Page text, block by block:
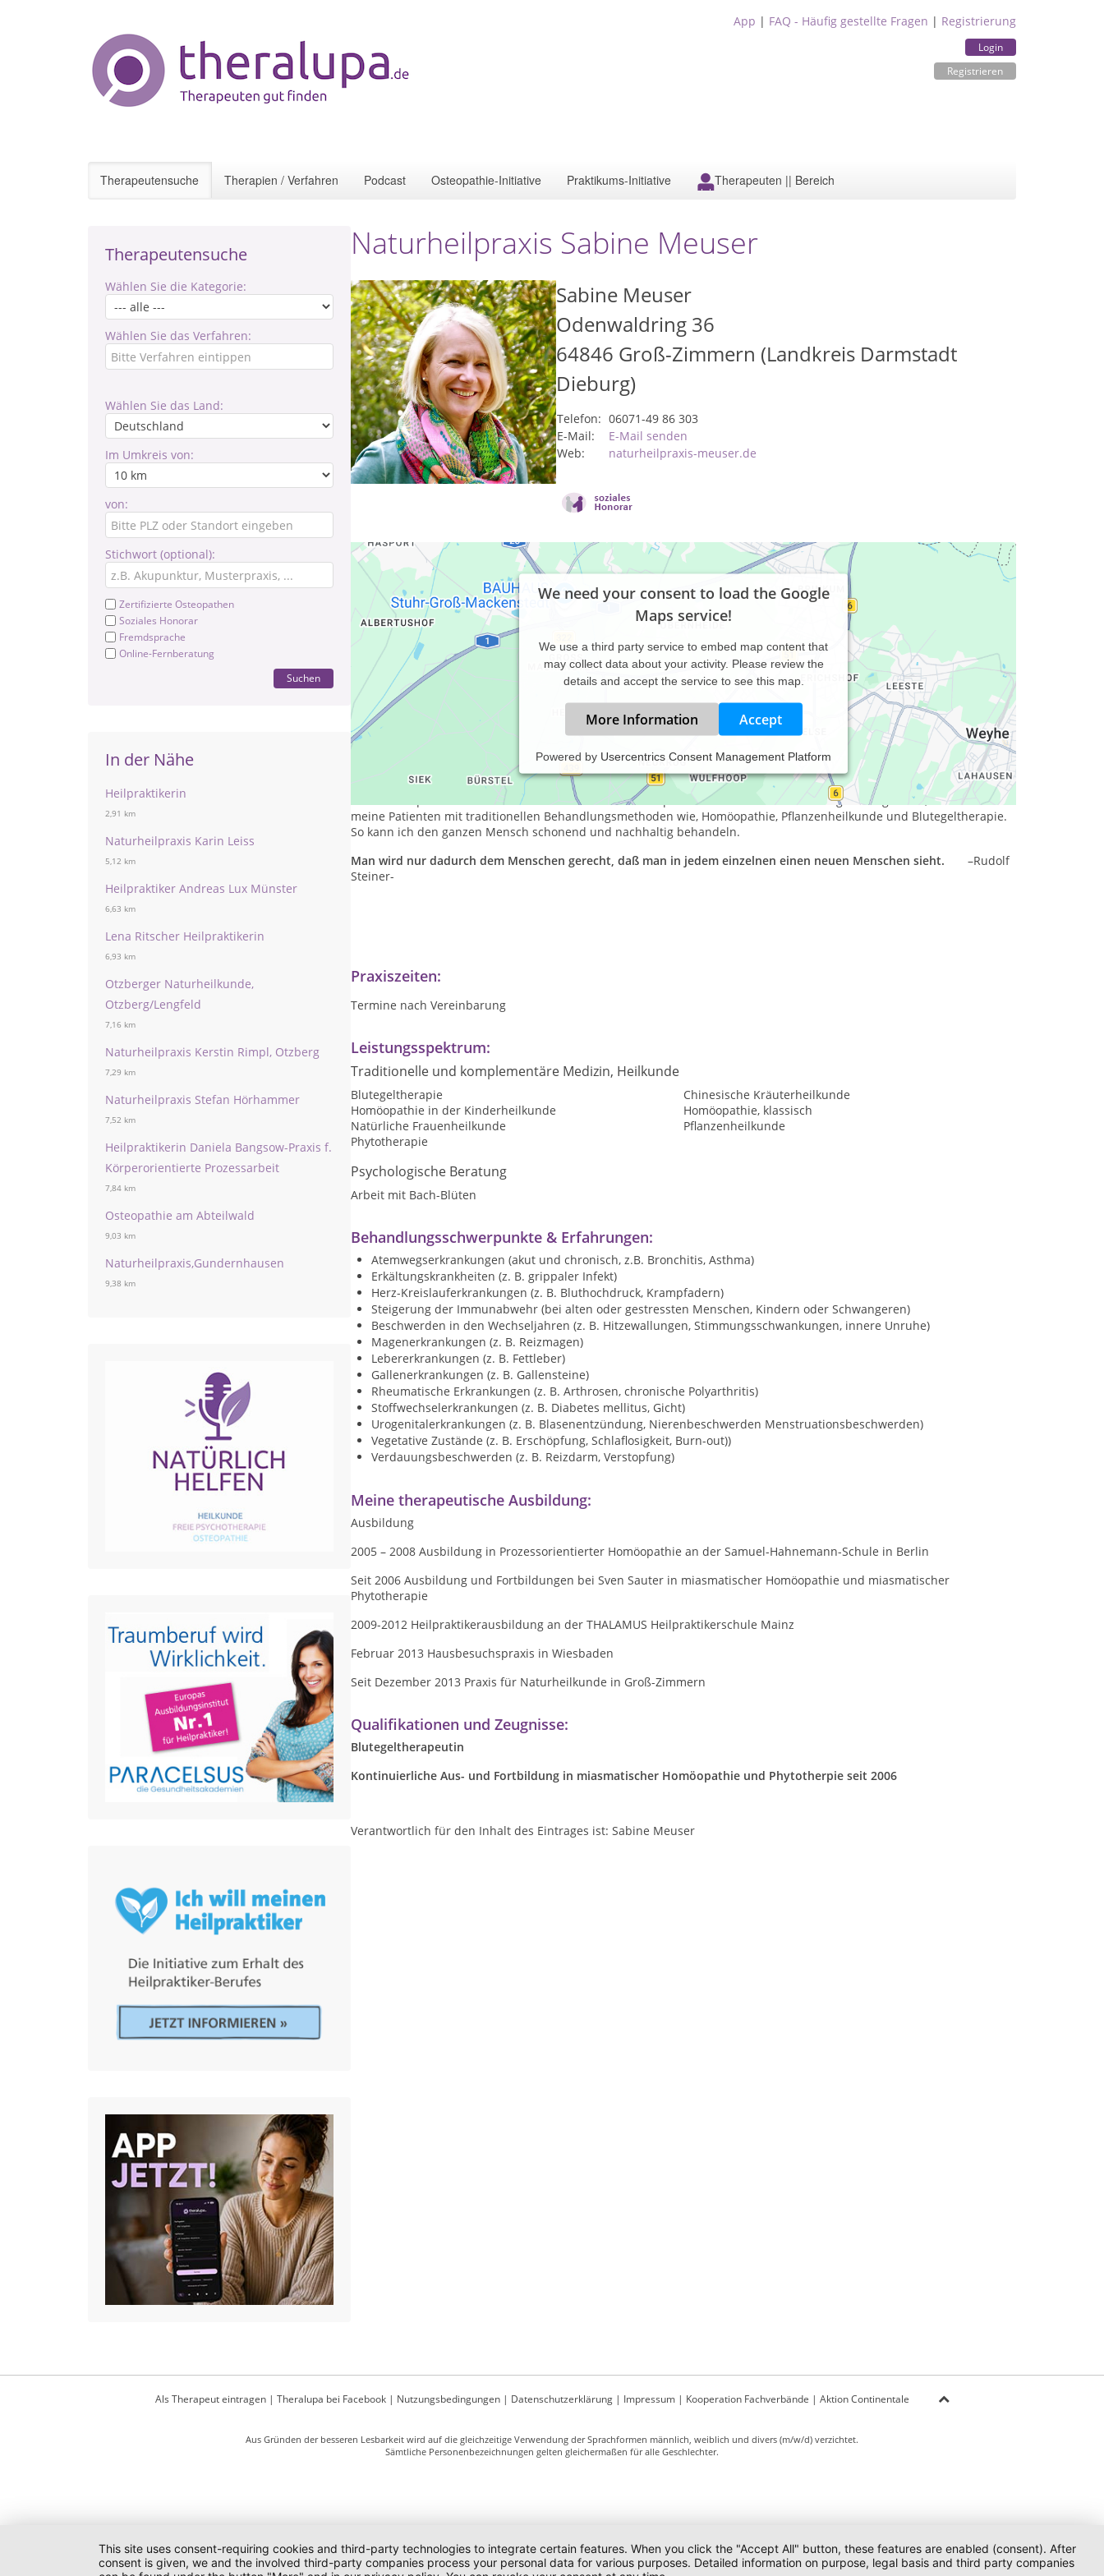
App | FAQ - Häufig gestellte Fragen | Registrierung
Login
Registrieren
Therapeutensuche Therapien / Verfahren Podcast Osteopathie-Initiative Praktikums-Initiative Therapeuten || Bereich
Therapeutensuche
Wählen Sie die Kategorie:
Wählen Sie das Verfahren:
Wählen Sie das Land:
Im Umkreis von:
von:
Stichwort (optional):
Zertifizierte Osteopathen
Soziales Honorar
Fremdsprache
Online-Fernberatung
Suchen
In der Nähe
Heilpraktikerin
2,91 km
Naturheilpraxis Karin Leiss
5,12 km
Heilpraktiker Andreas Lux Münster
6,63 km
Lena Ritscher Heilpraktikerin
6,93 km
Otzberger Naturheilkunde,
Otzberg/Lengfeld
7,16 km
Naturheilpraxis Kerstin Rimpl, Otzberg
7,29 km
Naturheilpraxis Stefan Hörhammer
7,52 km
Heilpraktikerin Daniela Bangsow-Praxis f.
Körperorientierte Prozessarbeit
7,84 km
Osteopathie am Abteilwald
9,03 km
Naturheilpraxis,Gundernhausen
9,38 km
Naturheilpraxis Sabine Meuser
Sabine Meuser
Odenwaldring 36
64846 Groß-Zimmern (Landkreis Darmstadt
Dieburg)
Telefon: 06071-49 86 303
E-Mail:
E-Mail senden
Web:
naturheilpraxis-meuser.de
We need your consent to load the Google
Maps service!
We use a third party service to embed map content that
may collect data about your activity. Please review the
details and accept the service to see this map.
More Information Accept
Powered by Usercentrics Consent Management Platform
Ich biete meine Patienten eine individuelle, naturheilkundliche Begleitung an. Durch die von mir angewandten
ganzheitlichen Methoden werden Ihre Selbstheilungskräfte aktiviert, auf diese Weise kann eine deutliche Steigerung
der Lebensqualität erreicht werden. Ist die Trias von Körper-Geist-Seele aus dem Gleichgewicht geraten, unterstütze ich
meine Patienten mit traditionellen Behandlungsmethoden wie, Homöopathie, Pflanzenheilkunde und Blutegeltherapie.
So kann ich den ganzen Mensch schonend und nachhaltig behandeln.
Man wird nur dadurch dem Menschen gerecht, daß man in jedem einzelnen einen neuen Menschen sieht.
–Rudolf
Steiner-
Praxiszeiten:
Termine nach Vereinbarung
Leistungsspektrum:
Traditionelle und komplementäre Medizin, Heilkunde
Blutegeltherapie
Chinesische Kräuterheilkunde
Homöopathie in der Kinderheilkunde
Homöopathie, klassisch
Natürliche Frauenheilkunde
Pflanzenheilkunde
Phytotherapie
Psychologische Beratung
Arbeit mit Bach-Blüten
Behandlungsschwerpunkte & Erfahrungen:
Atemwegserkrankungen (akut und chronisch, z.B. Bronchitis, Asthma)
Erkältungskrankheiten (z. B. grippaler Infekt)
Herz-Kreislauferkrankungen (z. B. Bluthochdruck, Krampfadern)
Steigerung der Immunabwehr (bei alten oder gestressten Menschen, Kindern oder Schwangeren)
Beschwerden in den Wechseljahren (z. B. Hitzewallungen, Stimmungsschwankungen, innere Unruhe)
Magenerkrankungen (z. B. Reizmagen)
Lebererkrankungen (z. B. Fettleber)
Gallenerkrankungen (z. B. Gallensteine)
Rheumatische Erkrankungen (z. B. Arthrosen, chronische Polyarthritis)
Stoffwechselerkrankungen (z. B. Diabetes mellitus, Gicht)
Urogenitalerkrankungen (z. B. Blasenentzündung, Nierenbeschwerden Menstruationsbeschwerden)
Vegetative Zustände (z. B. Erschöpfung, Schlaflosigkeit, Burn-out))
Verdauungsbeschwerden (z. B. Reizdarm, Verstopfung)
Meine therapeutische Ausbildung:
Ausbildung
2005 – 2008 Ausbildung in Prozessorientierter Homöopathie an der Samuel-Hahnemann-Schule in Berlin
Seit 2006 Ausbildung und Fortbildungen bei Sven Sauter in miasmatischer Homöopathie und miasmatischer
Phytotherapie
2009-2012 Heilpraktikerausbildung an der THALAMUS Heilpraktikerschule Mainz
Februar 2013 Hausbesuchspraxis in Wiesbaden
Seit Dezember 2013 Praxis für Naturheilkunde in Groß-Zimmern
Qualifikationen und Zeugnisse:
Blutegeltherapeutin
Kontinuierliche Aus- und Fortbildung in miasmatischer Homöopathie und Phytotherpie seit 2006
Verantwortlich für den Inhalt des Eintrages ist: Sabine Meuser
Als Therapeut eintragen| Theralupa bei Facebook| Nutzungsbedingungen| Datenschutzerklärung| Impressum| Kooperation Fachverbände | Aktion Continentale
Aus Gründen der besseren Lesbarkeit wird auf die gleichzeitige Verwendung der Sprachformen männlich, weiblich und divers (m/w/d) verzichtet.
Sämtliche Personenbezeichnungen gelten gleichermaßen für alle Geschlechter.
This site uses consent-requiring cookies and third-party technologies to integrate certain features. When you click the "Accept All" button, these features are enabled (consent). After
consent is given, we and the involved third-party companies process your personal data for various purposes. Detailed information on purpose, legal basis and third party companies